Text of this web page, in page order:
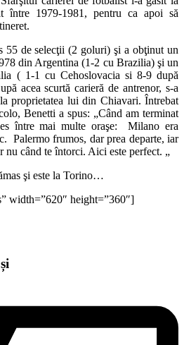
între 1979-1981, pentru ca apoi să
55 de selecţii (2 goluri) şi a obţinut un
din Argentina (1-2 cu Brazilia) şi un
( 1-1 cu Cehoslovacia si 8-9 după
acea scurtă carieră de antrenor, s-a
proprietatea lui din Chiavari. Întrebat
Benetti a spus: „Când am terminat
între mai multe oraşe:
Milano era
Palermo frumos, dar prea departe, iar
nu când te întorci. Aici este perfect. „
şi este la Torino…
width=”620″ height=”360″]